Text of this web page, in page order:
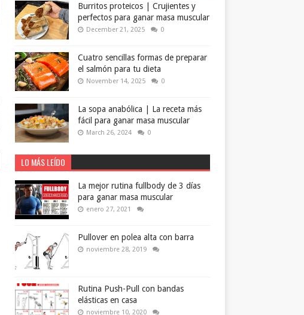
Burritos proteicos | Crujientes y
perfectos para ganar masa muscular
December 21, 2025 0
Cuatro sencillas formas de preparar
el salmón para tu dieta
November 14, 2025 0
La sopa anabólica | La receta más
fácil para ganar masa muscular
March 26, 2024 0
LO MÁS LEÍDO
La mejor rutina fullbody de 3 días
para ganar masa muscular
enero 27, 2021
Pullover en polea alta con barra
noviembre 28, 2019
Rutina Push-Pull con bandas
elásticas en casa
noviembre 10, 2020